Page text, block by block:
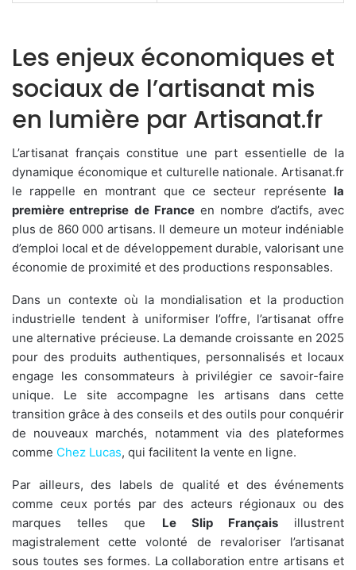
Les enjeux économiques et
sociaux de l’artisanat mis
en lumière par Artisanat.fr
L’artisanat français constitue une part essentielle de la
dynamique économique et culturelle nationale. Artisanat.fr
le rappelle en montrant que ce secteur représente la
première entreprise de Franceen nombre d’actifs, avec
plus de 860 000 artisans. Il demeure un moteur indéniable
d’emploi local et de développement durable, valorisant une
économie de proximité et des productions responsables.
Dans un contexte où la mondialisation et la production
industrielle tendent à uniformiser l’offre, l’artisanat offre
une alternative précieuse. La demande croissante en 2025
pour des produits authentiques, personnalisés et locaux
engage les consommateurs à privilégier ce savoir-faire
unique. Le site accompagne les artisans dans cette
transition grâce à des conseils et des outils pour conquérir
de nouveaux marchés, notamment via des plateformes
comme Chez Lucas, qui facilitent la vente en ligne.
Par ailleurs, des labels de qualité et des événements
comme ceux portés par des acteurs régionaux ou des
marques telles que Le Slip Françaisillustrent
magistralement cette volonté de revaloriser l’artisanat
sous toutes ses formes. La collaboration entre artisans et